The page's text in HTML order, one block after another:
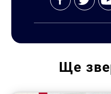
Ще